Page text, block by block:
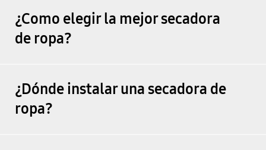
¿Como elegir la mejor secadora
de ropa?
¿Dónde instalar una secadora de
ropa?